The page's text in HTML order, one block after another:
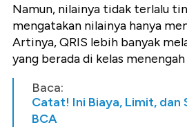
Namun, nilainya tidak terlalu
mengatakan nilainya hanya
Artinya, QRIS lebih banyak
yang berada di kelas
Baca:
Catat! Ini Biaya, Limit, dan
BCA